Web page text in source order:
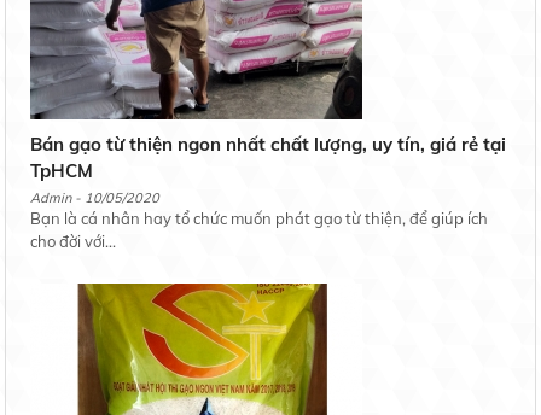
Bán gạo từ thiện ngon nhất chất lượng, uy tín, giá rẻ tại
TpHCM
Admin - 10/05/2020
Bạn là cá nhân hay tổ chức muốn phát gạo từ thiện, để giúp ích
cho đời với...